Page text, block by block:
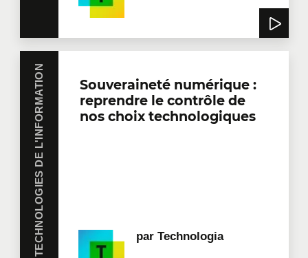
TECHNOLOGIES DE L'INFORMATION
Souveraineté numérique :
reprendre le contrôle de
nos choix technologiques
parTechnologia